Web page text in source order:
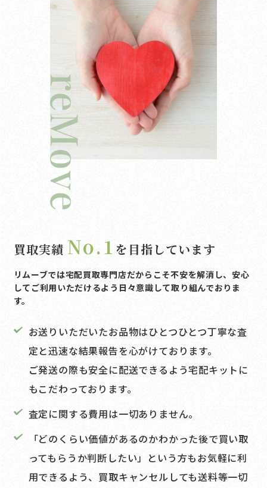
買取実績 No.1 を目指しています
リムーブでは宅配買取専門店だからこそ不安を解消し、 安心
してご利用いただけるよう日々意識して取り組んでおりま
す。
お送りいただいたお品物はひとつひとつ丁寧な査
定と迅速な結果報告を心がけております。
ご発送の際も安全に配送できるよう宅配キットに
もこだわっております。
査定に関する費用は一切ありません。
「どのくらい価値があるのかわかった後で買い取
ってもらうか判断したい」という方もお気軽に利
用できるよう、買取キャンセルしても送料等一切